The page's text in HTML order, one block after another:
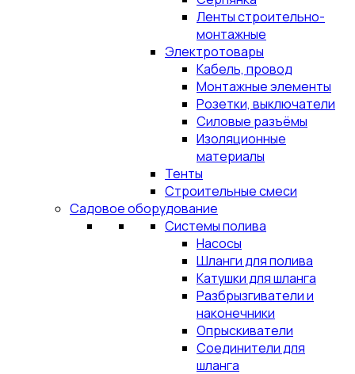
Ленты строительно-
монтажные
Электротовары
Кабель, провод
Монтажные элементы
Розетки, выключатели
Силовые разъёмы
Изоляционные
материалы
Тенты
Строительные смеси
Садовое оборудование
Системы полива
Насосы
Шланги для полива
Катушки для шланга
Разбрызгиватели и
наконечники
Опрыскиватели
Соединители для
шланга